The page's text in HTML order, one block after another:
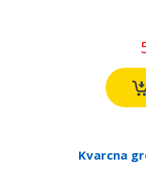
Kvarcna